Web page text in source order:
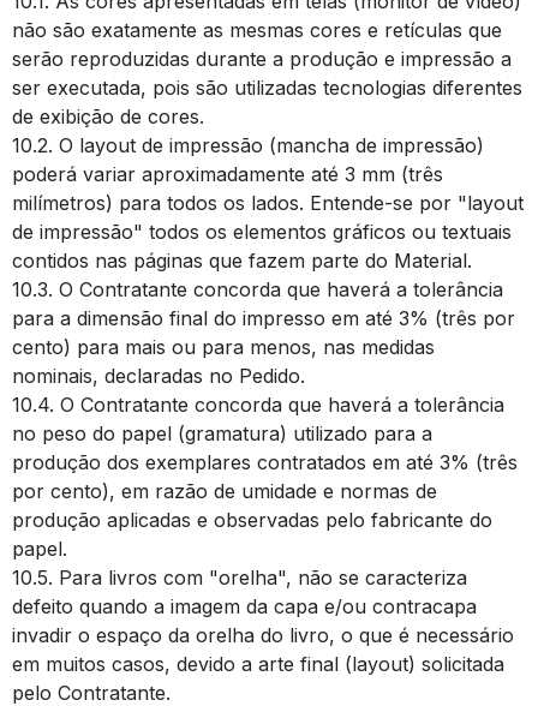
não são exatamente as mesmas cores e retículas que
serão reproduzidas durante a produção e impressão a
ser executada, pois são utilizadas tecnologias diferentes
de exibição de cores.
10.2. O layout de impressão (mancha de impressão)
poderá variar aproximadamente até 3 mm (três
milímetros) para todos os lados. Entende-se por "layout
de impressão" todos os elementos gráficos ou textuais
contidos nas páginas que fazem parte do Material.
10.3. O Contratante concorda que haverá a tolerância
para a dimensão final do impresso em até 3% (três por
cento) para mais ou para menos, nas medidas
nominais, declaradas no Pedido.
10.4. O Contratante concorda que haverá a tolerância
no peso do papel (gramatura) utilizado para a
produção dos exemplares contratados em até 3% (três
por cento), em razão de umidade e normas de
produção aplicadas e observadas pelo fabricante do
papel.
10.5. Para livros com "orelha", não se caracteriza
defeito quando a imagem da capa e/ou contracapa
invadir o espaço da orelha do livro, o que é necessário
em muitos casos, devido a arte final (layout) solicitada
pelo Contratante.